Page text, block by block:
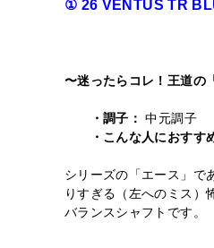
① 26 VENTUS TR
〜迷ったらコレ！王道の
・調子： 中元調子
・こんな人におすす
シリーズの「エース」で
りすぎる（左へのミス）
バランスシャフトです。